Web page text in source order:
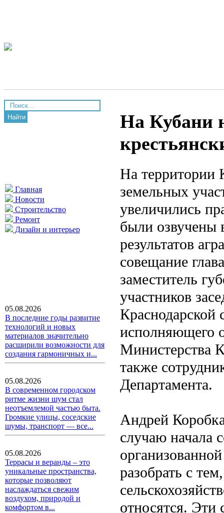
Найти
Главная
Новости
Строительство
Ремонт
Дизайн и интерьер
05.08.2026
В последние годы развитие
технологий и новых
материалов значительно
расширили возможности для
создания гармоничных и...
05.08.2026
В современном городском
ритме жизни шум стал
неотъемлемой частью быта.
Громкие улицы, соседские
шумы, транспорт — все...
05.08.2026
Террасы и веранды – это
уникальные пространства,
которые позволяют
наслаждаться свежим
воздухом, природой и
комфортом в...
На Кубани
На территории
земельных
увеличились
были озвучены
результатов
совещание
заместитель
участников
Краснодарской
исполняющего
Министерства
также
Департамента.
Андрей
случаю начала
разобрать с
относятся. Эти